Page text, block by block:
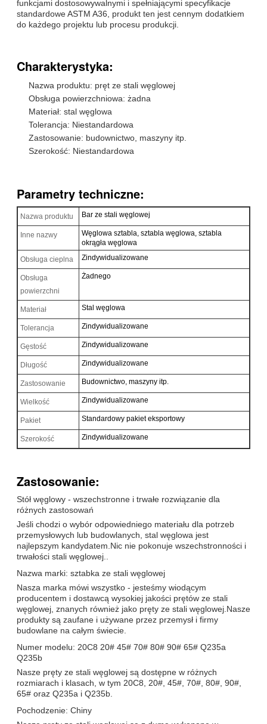
funkcjami dostosowywalnymi i spełniającymi specyfikacje
standardowe ASTM A36, produkt ten jest cennym dodatkiem
do każdego projektu lub procesu produkcji.
Charakterystyka:
Nazwa produktu: pręt ze stali węglowej
Obsługa powierzchniowa: żadna
Materiał: stal węglowa
Tolerancja: Niestandardowa
Zastosowanie: budownictwo, maszyny itp.
Szerokość: Niestandardowa
Parametry techniczne:
Nazwa produktu Bar ze stali węglowej
Inne nazwy
Węglowa sztabla, sztabla węglowa, sztabla
okrągła węglowa
Obsługa cieplna
Zindywidualizowane
Obsługa
powierzchni
Żadnego
Materiał Stal węglowa
Tolerancja Zindywidualizowane
Gęstość Zindywidualizowane
Długość Zindywidualizowane
Zastosowanie Budownictwo, maszyny itp.
Wielkość Zindywidualizowane
Pakiet Standardowy pakiet eksportowy
Szerokość Zindywidualizowane
Zastosowanie:
Stół węglowy - wszechstronne i trwałe rozwiązanie dla
różnych zastosowań
Jeśli chodzi o wybór odpowiedniego materiału dla potrzeb
przemysłowych lub budowlanych, stal węglowa jest
najlepszym kandydatem.Nic nie pokonuje wszechstronności i
trwałości stali węglowej..
Nazwa marki: sztabka ze stali węglowej
Nasza marka mówi wszystko - jesteśmy wiodącym
producentem i dostawcą wysokiej jakości prętów ze stali
węglowej, znanych również jako pręty ze stali węglowej.Nasze
produkty są zaufane i używane przez przemysł i firmy
budowlane na całym świecie.
Numer modelu: 20C8 20# 45# 70# 80# 90# 65# Q235a
Q235b
Nasze pręty ze stali węglowej są dostępne w różnych
rozmiarach i klasach, w tym 20C8, 20#, 45#, 70#, 80#, 90#,
65# oraz Q235a i Q235b.
Pochodzenie: Chiny